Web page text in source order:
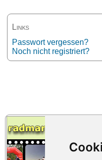
Links
Passwort vergessen?
Noch nicht registriert?